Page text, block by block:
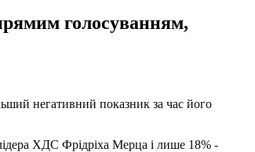
голосуванням,
негативний показник за час його
ХДС Фрідріха Мерца і лише 18% -